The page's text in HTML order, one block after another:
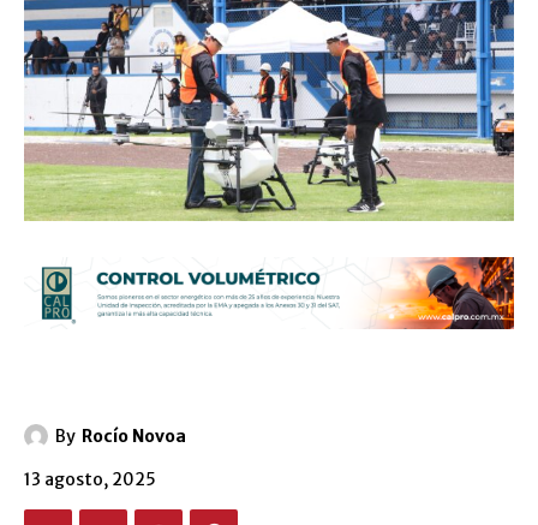
By Rocío Novoa
13 agosto, 2025